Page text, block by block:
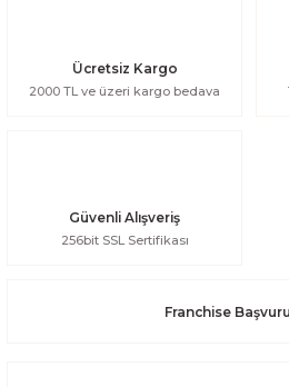
Ücretsiz Kargo
2000 TL ve üzeri kargo bedava
Güvenli Alışveriş
256bit SSL Sertifikası
Franchise